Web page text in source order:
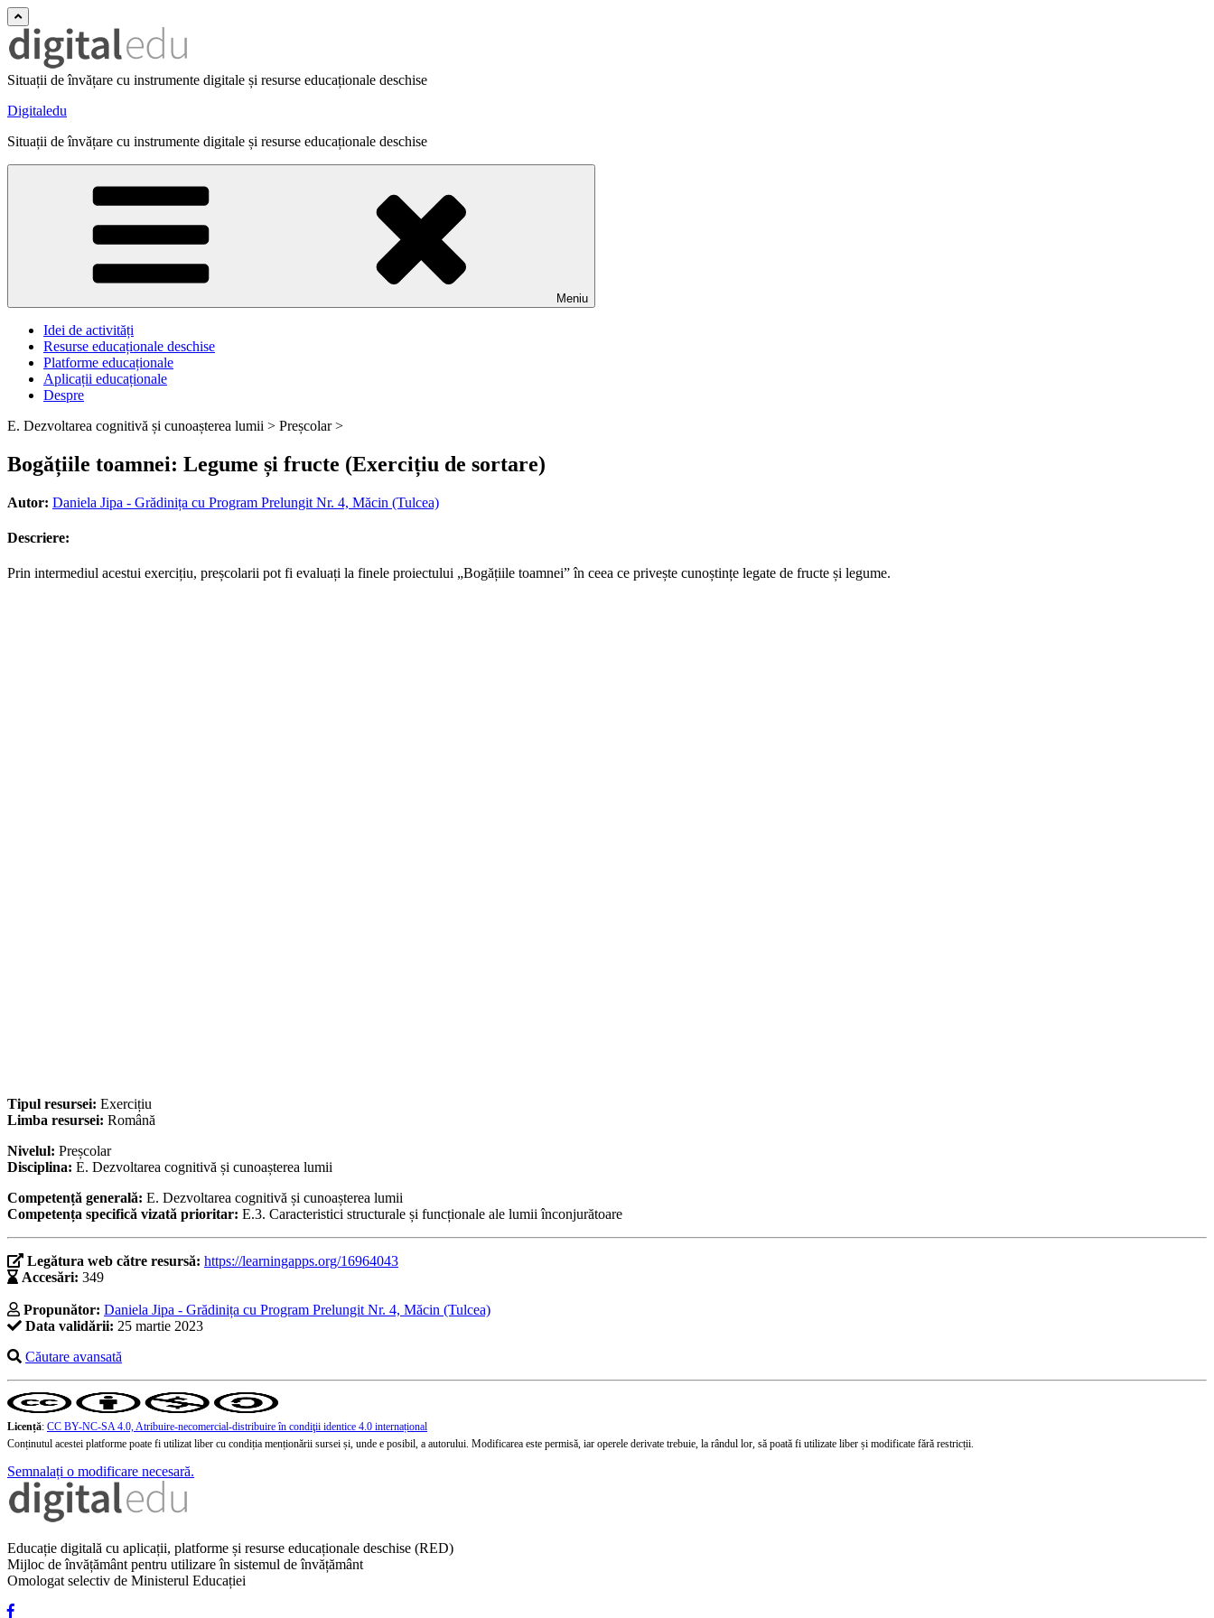
Situații de învățare cu instrumente digitale și resurse educaționale deschise
Digitaledu
Situații de învățare cu instrumente digitale și resurse educaționale deschise
Meniu
Idei de activități
Resurse educaționale deschise
Platforme educaționale
Aplicații educaționale
Despre
E. Dezvoltarea cognitivă și cunoașterea lumii > Preșcolar >
Bogățiile toamnei: Legume și fructe (Exercițiu de sortare)
Autor: Daniela Jipa - Grădinița cu Program Prelungit Nr. 4, Măcin (Tulcea)
Descriere:
Prin intermediul acestui exercițiu, preșcolarii pot fi evaluați la finele proiectului „Bogățiile toamnei” în ceea ce privește cunoștințe legate de fructe și legume.
Tipul resursei: Exercițiu
Limba resursei: Română
Nivelul: Preșcolar
Disciplina: E. Dezvoltarea cognitivă și cunoașterea lumii
Competență generală: E. Dezvoltarea cognitivă și cunoașterea lumii
Competența specifică vizată prioritar: E.3. Caracteristici structurale și funcționale ale lumii înconjurătoare
Legătura web către resursă: https://learningapps.org/16964043
Accesări: 349
Propunător: Daniela Jipa - Grădinița cu Program Prelungit Nr. 4, Măcin (Tulcea)
Data validării: 25 martie 2023
Căutare avansată
Licență: CC BY-NC-SA 4.0, Atribuire-necomercial-distribuire în condiţii identice 4.0 internațional
Conținutul acestei platforme poate fi utilizat liber cu condiția menționării sursei și, unde e posibil, a autorului. Modificarea este permisă, iar operele derivate trebuie, la rândul lor, să poată fi utilizate liber și modificate fără restricții.
Semnalați o modificare necesară.
Educație digitală cu aplicații, platforme și resurse educaționale deschise (RED)
Mijloc de învățământ pentru utilizare în sistemul de învățământ
Omologat selectiv de Ministerul Educației